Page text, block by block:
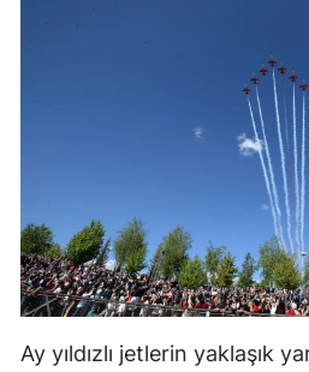
Ay yıldızlı jetlerin yaklaşık